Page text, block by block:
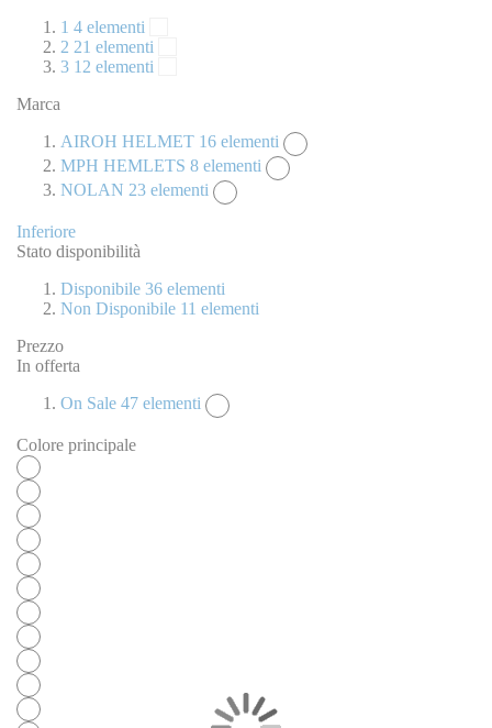
1 4 elementi
2 21 elementi
3 12 elementi
Marca
AIROH HELMET 16 elementi
MPH HEMLETS 8 elementi
NOLAN 23 elementi
Inferiore
Stato disponibilità
Disponibile 36 elementi
Non Disponibile 11 elementi
Prezzo
In offerta
On Sale 47 elementi
Colore principale